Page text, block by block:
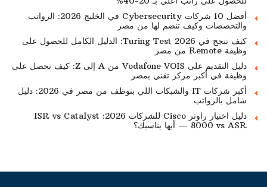
أفضل 10 شركات Cybersecurity في الخليج 2026: الرواتب
والتخصصات وكيف تنضم لها من مصر
كيف تنجح في Turing Test 2026: الدليل الكامل للحصول على
وظيفة Remote من مصر
دليل التقديم على Vodafone VOIS من A إلى Z: كيف تحصل على
وظيفة في أكبر مركز تقني بمصر
أكبر شركات IT والشبكات اللي بتوظف من مصر في 2026: دليل
شامل بالرواتب
دليل اختيار راوتر Cisco للشركات 2026: ISR vs Catalyst
8000 vs ASR — أيها يناسبك؟